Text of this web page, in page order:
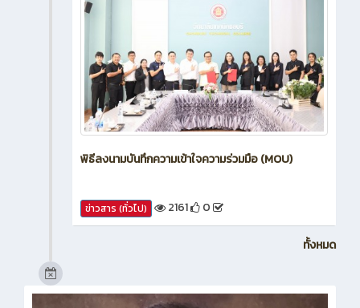
พิธีลงนามบันทึกความเข้าใจความร่วมมือ (MOU)
ข่าวสาร (ทั่วไป) 2161 0
ทั้งหมด